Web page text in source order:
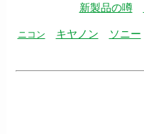
新製品の噂
ニコン キヤノン ソニー